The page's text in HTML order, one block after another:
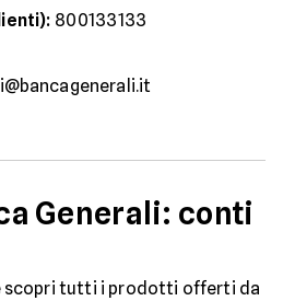
800133133
Generali: conti
scopri tutti i prodotti offerti da